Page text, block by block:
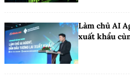
Làm chủ AI
xuất khẩu